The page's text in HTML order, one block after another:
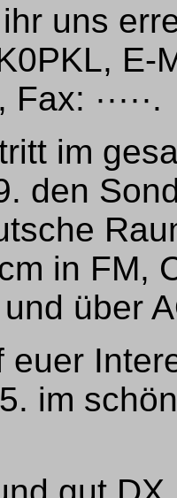
uns
E-
·····.
im
den
in FM,
über
euer
im